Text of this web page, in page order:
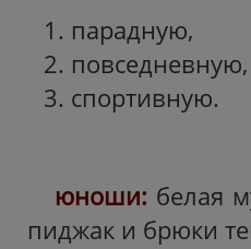
парадную,
повседневную,
спортивную.
юноши: белая
пиджак и брюки